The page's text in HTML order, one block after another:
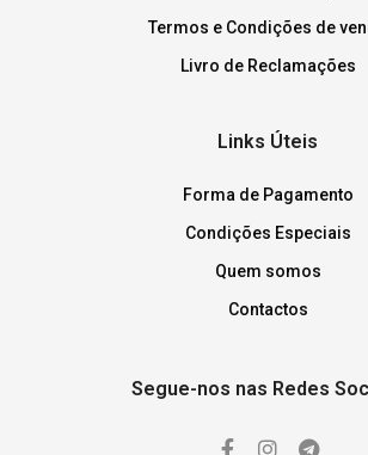
Termos e Condições de
Livro de Reclamações
Links Úteis
Forma de Pagamento
Condições Especiais
Quem somos
Contactos
Segue-nos nas Redes